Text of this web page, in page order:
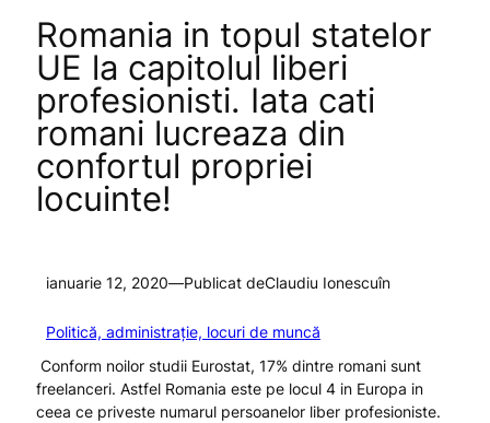
Romania in topul statelor
UE la capitolul liberi
profesionisti. Iata cati
romani lucreaza din
confortul propriei
locuinte!
ianuarie 12, 2020—Publicat deClaudiu Ionescuîn
Politică, administrație, locuri de muncă
Conform noilor studii Eurostat, 17% dintre romani sunt
freelanceri. Astfel Romania este pe locul 4 in Europa in
ceea ce priveste numarul persoanelor liber profesioniste.